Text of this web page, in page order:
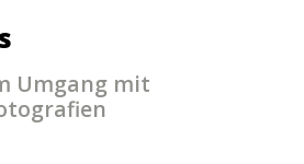
Umgang mit